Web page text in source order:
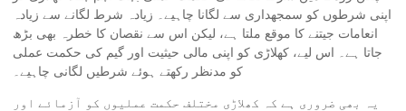
اپنی شرطوں کو سمجھداری سے لگانا چاہیے۔ زیادہ شرط لگانے سے زیادہ
انعامات جیتنے کا موقع ملتا ہے، لیکن اس سے نقصان کا خطرہ بھی بڑھ
جاتا ہے۔ اس لیے، کھلاڑی کو اپنی مالی حیثیت اور گیم کی حکمت عملی
کو مدنظر رکھتے ہوئے شرطیں لگانی چاہیے۔
یہ بھی ضروری ہے کہ کھلاڑی مختلف حکمت عملیوں کو آزمائے اور